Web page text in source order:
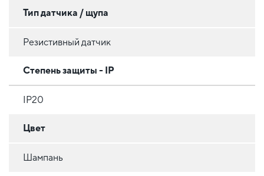
Тип датчика / щупа
Резистивный датчик
Степень защиты - IP
IP20
Цвет
Шампань